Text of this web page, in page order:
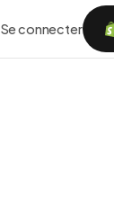
Se connecter